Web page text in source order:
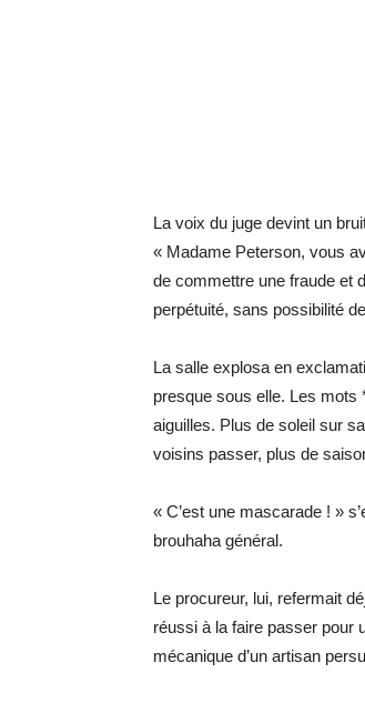
La voix du juge devint un
« Madame Peterson, vous
de commettre une fraude et
perpétuité, sans possibilité
La salle explosa en
presque sous elle. Les
aiguilles. Plus de soleil sur
voisins passer, plus de
« C’est une mascarade ! »
brouhaha général.
Le procureur, lui, refermait
réussi à la faire passer pour
mécanique d’un artisan